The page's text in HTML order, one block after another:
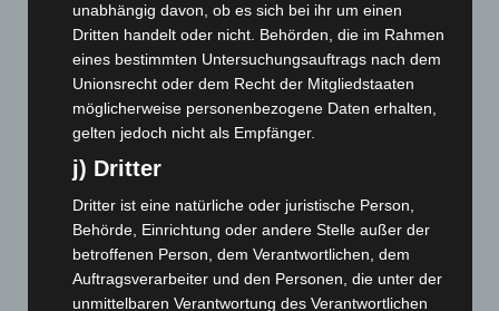
September 2025 (93)
August 2025(90)
Juli 2025(90)
Juni 2025(103)
April 2025
März 2025
(111)
Februar 2025(96)
Januar 2025(88)
unabhängig davon, ob es sich bei ihr um einen
Dritten handelt oder nicht. Behörden, die im Rahmen
eines bestimmten Untersuchungsauftrags nach dem
Unionsrecht oder dem Recht der Mitgliedstaaten
möglicherweise personenbezogene Daten erhalten,
gelten jedoch nicht als Empfänger.
j) Dritter
Dritter ist eine natürliche oder juristische Person,
Behörde, Einrichtung oder andere Stelle außer der
betroffenen Person, dem Verantwortlichen, dem
Auftragsverarbeiter und den Personen, die unter der
unmittelbaren Verantwortung des Verantwortlichen